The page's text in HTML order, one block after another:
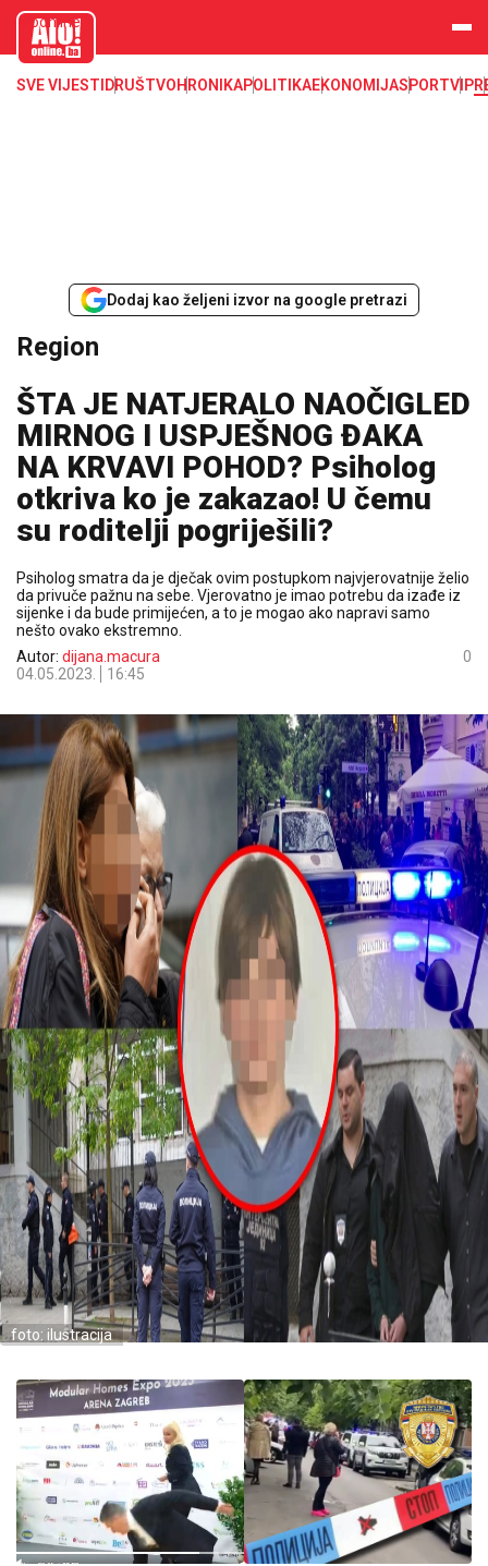
aloonline.b
SVE VIJESTI DRUŠTVOHRONIKAPOLITIKAEKONOMIJASPORTVIP
Dodaj kao željeni izvor na google pretrazi
Region
ŠTA JE NATJERALO NAOČIGLED
MIRNOG I USPJEŠNOG ĐAKA
NA KRVAVI POHOD? Psiholog
otkriva ko je zakazao! U čemu
su roditelji pogriješili?
Psiholog smatra da je dječak ovim postupkom najvjerovatnije želio
da privuče pažnu na sebe. Vjerovatno je imao potrebu da izađe iz
sijenke i da bude primijećen, a to je mogao ako napravi samo
nešto ovako ekstremno.
Autor: dijana.macura
04.05.2023.
16:45
0
foto: ilustracija